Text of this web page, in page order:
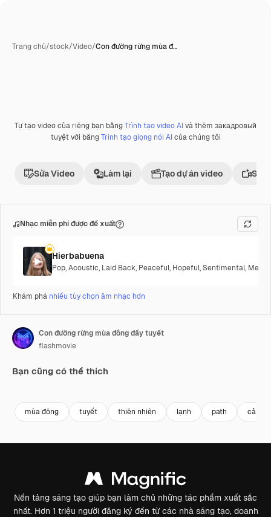
Trang chủ/stock/Video/Con đường rừng mùa đ…
Phần thưởngdo AI tạo ra
Tự tạo video của riêng bạn bằngTrình tạo video AIvà thêm закадровый
tuyệt vời bằngTrình tạo giọng nói AIcủa chúng tôi
Sửa Video Làm lại Tạo dự án video Sử
Nhạc miễn phí được đề xuất
Hierbabuena
Pop,Acoustic, Laid Back, Peaceful, Hopeful,Sentimental,
Khám phá nhiều tùy chọn âm nhạc hơn
Con đường rừng mùa đông đầy tuyết
flashmovie
Bạn cũng có thể thích
mùa đông tuyết thiên nhiên lạnh path cảnh
Nền tảng sáng tạo giúp bạn làm chủ những tác phẩm xuất sắc
nhất. Hơn 1 triệu người đăng ký đến từ các nhà sáng tạo, doanh